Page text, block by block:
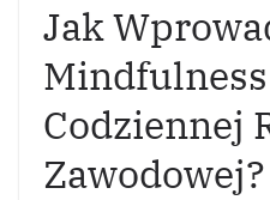
Jak
Codziennej
Zawodowej?